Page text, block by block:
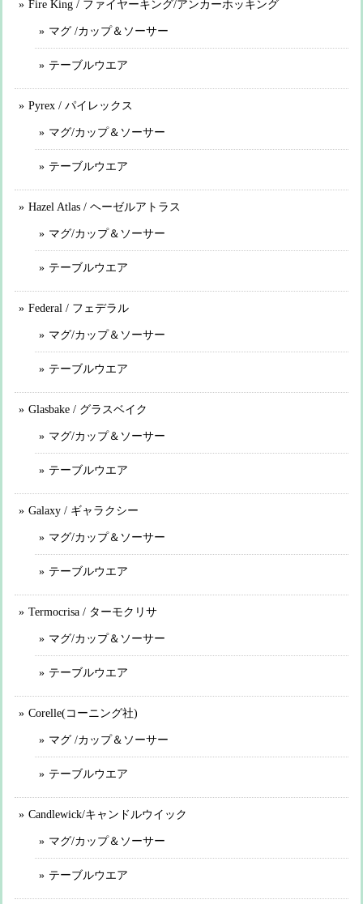
Fire King / ファイヤーキング/アンカーホッキング
マグ /カップ＆ソーサー
テーブルウエア
Pyrex / パイレックス
マグ/カップ＆ソーサー
テーブルウエア
Hazel Atlas / ヘーゼルアトラス
マグ/カップ＆ソーサー
テーブルウエア
Federal / フェデラル
マグ/カップ＆ソーサー
テーブルウエア
Glasbake / グラスベイク
マグ/カップ＆ソーサー
テーブルウエア
Galaxy / ギャラクシー
マグ/カップ＆ソーサー
テーブルウエア
Termocrisa / ターモクリサ
マグ/カップ＆ソーサー
テーブルウエア
Corelle(コーニング社)
マグ /カップ＆ソーサー
テーブルウエア
Candlewick/キャンドルウイック
マグ/カップ＆ソーサー
テーブルウエア